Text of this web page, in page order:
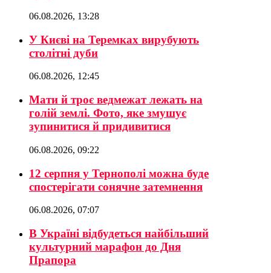
06.08.2026, 13:28
У Києві на Теремках вирубують
столітні дуби
06.08.2026, 12:45
Мати й троє ведмежат лежать на
голій землі. Фото, яке змушує
зупинитися й придивитися
06.08.2026, 09:22
12 серпня у Тернополі можна буде
спостерігати сонячне затемнення
06.08.2026, 07:07
В Україні відбудеться найбільший
культурний марафон до Дня
Прапора